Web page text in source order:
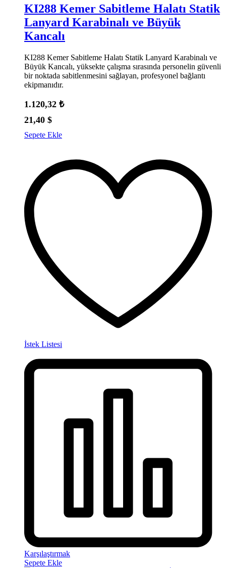
KI288 Kemer Sabitleme Halatı Statik
Lanyard Karabinalı ve Büyük
Kancalı
KI288 Kemer Sabitleme Halatı Statik Lanyard Karabinalı ve
Büyük Kancalı, yüksekte çalışma sırasında personelin güvenli
bir noktada sabitlenmesini sağlayan, profesyonel bağlantı
ekipmanıdır.
1.120,32 ₺
21,40 $
Sepete Ekle
İstek Listesi
Karşılaştırmak
Sepete Ekle